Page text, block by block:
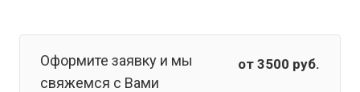
Оформите заявку и мы
свяжемся с Вами
от 3500 руб.